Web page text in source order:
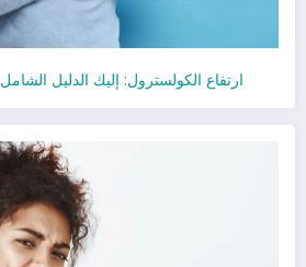
ارتفاع الكولسترول: إليك الدليل الشامل